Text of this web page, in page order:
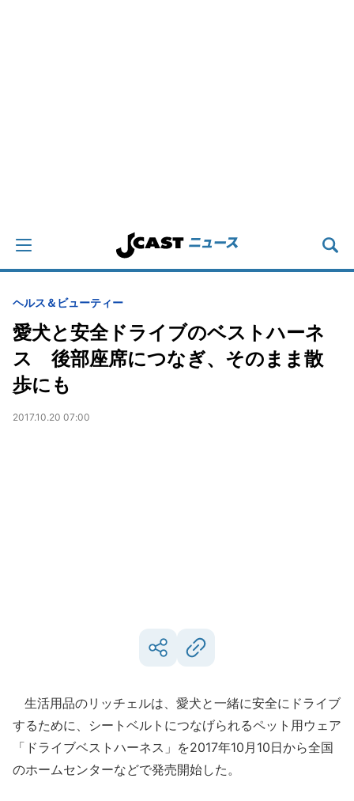
ヘルス＆ビューティー
愛犬と安全ドライブのベストハーネ
ス 後部座席につなぎ、そのまま散
歩にも
2017.10.20 07:00
生活用品のリッチェルは、愛犬と一緒に安全にドライブ
するために、シートベルトにつなげられるペット用ウェア
「ドライブベストハーネス」を2017年10月10日から全国
のホームセンターなどで発売開始した。